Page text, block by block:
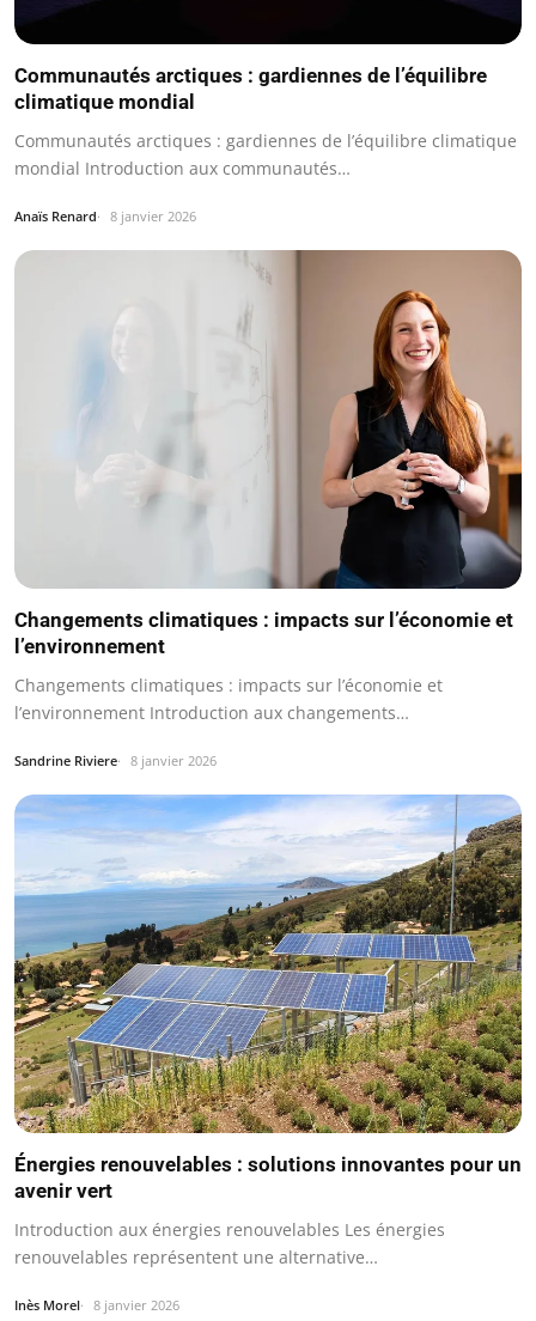
Communautés arctiques : gardiennes de l’équilibre
climatique mondial
Communautés arctiques : gardiennes de l’équilibre climatique
mondial Introduction aux communautés…
Anaïs Renard 8 janvier 2026
Changements climatiques : impacts sur l’économie et
l’environnement
Changements climatiques : impacts sur l’économie et
l’environnement Introduction aux changements…
Sandrine Riviere 8 janvier 2026
Énergies renouvelables : solutions innovantes pour un
avenir vert
Introduction aux énergies renouvelables Les énergies
renouvelables représentent une alternative…
Inès Morel 8 janvier 2026